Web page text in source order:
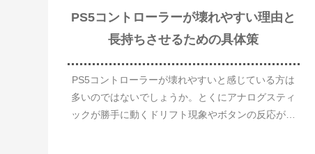
PS5コントローラーが壊れやすい理由と
長持ちさせるための具体策
PS5コントローラーが壊れやすいと感じている方は
多いのではないでしょうか。とくにアナログスティ
ックが勝手に動くドリフト現象やボタンの反応が遅